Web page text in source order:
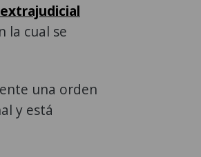
la cual se
una orden
y está